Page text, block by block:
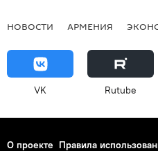
НОВОСТИ АРМЕНИЯ
VK Rutube
О проекте Правила